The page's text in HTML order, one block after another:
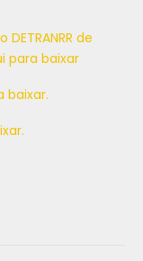
DETRANRR de
para baixar
baixar.